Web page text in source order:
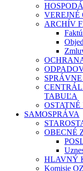
VEREJNÉ
ARCHÍV
TABUĽA
SAMOSPRÁVA
OBECNÉ
HLAVNÝ
Komisie OZ